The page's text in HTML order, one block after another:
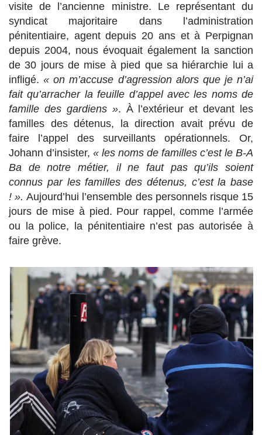
visite de l’ancienne ministre. Le représentant du
syndicat majoritaire dans l’administration
pénitentiaire, agent depuis 20 ans et à Perpignan
depuis 2004, nous évoquait également la sanction
de 30 jours de mise à pied que sa hiérarchie lui a
infligé.« on m’accuse d’agression alors que je n’ai
fait qu’arracher la feuille d’appel avec les noms de
famille des gardiens ». À l’extérieur et devant les
familles des détenus, la direction avait prévu de
faire l’appel des surveillants opérationnels. Or,
Johann d’insister, « les noms de familles c’est le B-A
Ba de notre métier, il ne faut pas qu’ils soient
connus par les familles des détenus, c’est la base
! ».Aujourd’hui l’ensemble des personnels risque 15
jours de mise à pied. Pour rappel, comme l’armée
ou la police, la pénitentiaire n’est pas autorisée à
faire grève.